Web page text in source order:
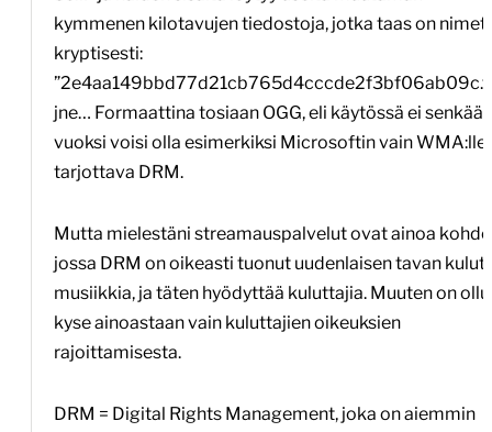
kymmenen kilotavujen tiedostoja, jotka taas on
kryptisesti:
jne… Formaattina tosiaan OGG, eli käytössä ei senkään
vuoksi voisi olla esimerkiksi Microsoftin vain WMA:lle
tarjottava DRM.
Mutta mielestäni streamauspalvelut ovat ainoa
jossa DRM on oikeasti tuonut uudenlaisen tavan
musiikkia, ja täten hyödyttää kuluttajia. Muuten on
kyse ainoastaan vain kuluttajien oikeuksien
rajoittamisesta.
DRM = Digital Rights Management, joka on aiemmin